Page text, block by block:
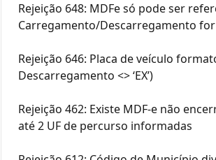
Rejeição 648: MDFe só pode ser
Carregamento/Descarregamento for
Rejeição 646: Placa de veículo
Descarregamento <> ‘EX’)
Rejeição 462: Existe MDF-e não
até 2 UF de percurso informadas